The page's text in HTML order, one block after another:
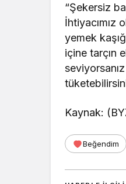
“Şekersiz
İhtiyacımız
yemek
içine tarçın
Kaynak:
Beğendim